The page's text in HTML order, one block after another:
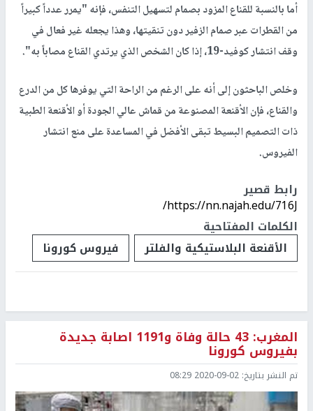
أما بالنسبة للقناع المزود بصمام لتسهيل التنفس، فإنه "يمرر عدداً كبيراً
من القطرات عبر صمام الزفير دون تنقيتها، وهذا يجعله غير فعال في
وقف انتشار كوفيد-19، إذا كان الشخص الذي يرتدي القناع مصاباً به".
وخلص الباحثون إلى أنه على الرغم من الراحة التي يوفرها كل من الدرع
والقناع، فإن الأقنعة المصنوعة من قماش عالي الجودة أو الأقنعة الطبية
ذات التصميم البسيط تبقى الأفضل في المساعدة على منع انتشار
الفيروس.
رابط قصير
https://nn.najah.edu/716J/
الكلمات المفتاحية
الأقنعة البلاستيكية والفلتر
فيروس كورونا
المغرب: 43 حالة وفاة و1191 اصابة جديدة
بفيروس كورونا
تم النشر بتاريخ: 2020-09-02 08:29